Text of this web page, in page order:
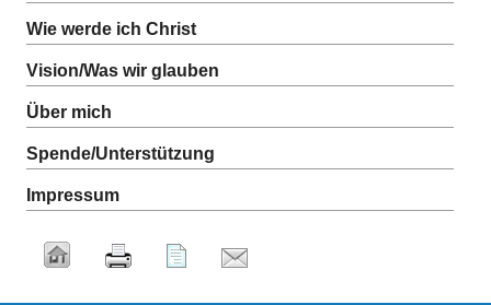
Wie werde ich Christ
Vision/Was wir glauben
Über mich
Spende/Unterstützung
Impressum